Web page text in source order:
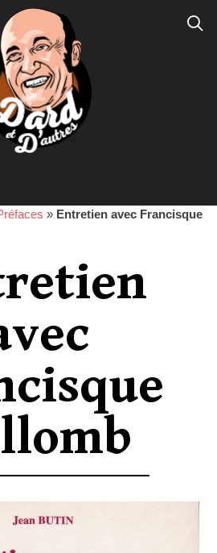
» Entretien avec Francisque